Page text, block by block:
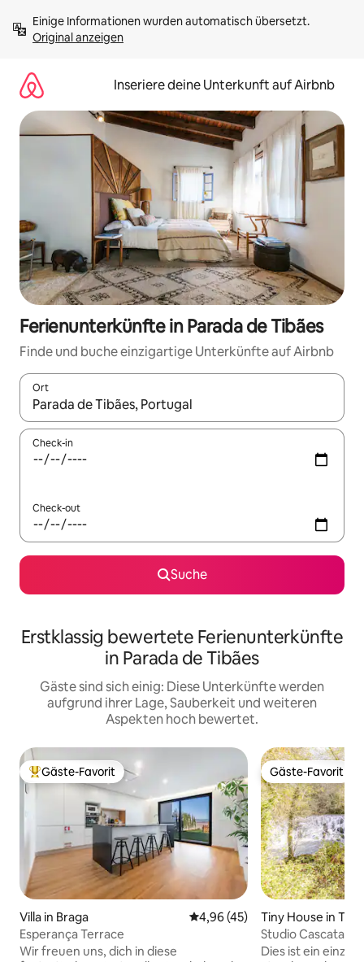
Inhalten
springenOriginal anzeigen
Inseriere deine Unterkunft auf Airbnb
Ferienunterkünfte in Parada de Tibães
Finde und buche einzigartige Unterkünfte auf Airbnb
Ort
Wenn Ergebnisse verfügbar sind, navigiere mit den
Check-in
Check-out
Suche
Erstklassig bewertete Ferienunterkünfte
in Parada de Tibães
Gäste sind sich einig: Diese Unterkünfte werden
aufgrund ihrer Lage, Sauberkeit und weiteren
Aspekten hoch bewertet.
Beliebter Gäste-Favorit.
Gäste-Favorit
Villa in Braga Durchschnittliche Bewertung:
4,96 (45)
Esperança Terrace
Wir freuen uns, dich in diese
Gäste-Favorit
Gäste-Favorit
Tiny House in
Studio Cascata
Dies ist ein